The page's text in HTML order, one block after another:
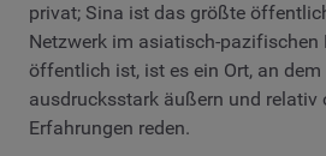
privat; Sina ist das größte
Netzwerk im asiatisch-pazifischen
öffentlich ist, ist es ein Ort, an
ausdrucksstark äußern und relativ
Erfahrungen reden.